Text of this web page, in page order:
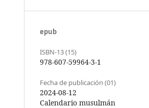
epub
ISBN-13 (15)
978-607-59964-3-1
Fecha de publicación (01)
2024-08-12
Calendario musulmán